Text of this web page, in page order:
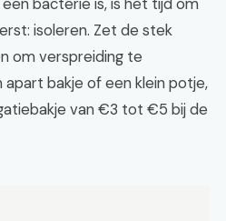
isoleren. Zet de stek
om verspreiding te
apart bakje of een klein potje,
van €3 tot €5 bij de